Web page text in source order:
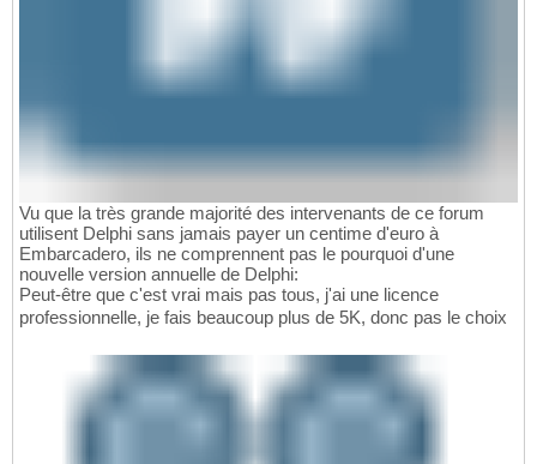
Vu que la très grande majorité des intervenants de ce forum
utilisent Delphi sans jamais payer un centime d'euro à
Embarcadero, ils ne comprennent pas le pourquoi d'une
nouvelle version annuelle de Delphi:
Peut-être que c'est vrai mais pas tous, j'ai une licence
professionnelle, je fais beaucoup plus de 5K, donc pas le choix